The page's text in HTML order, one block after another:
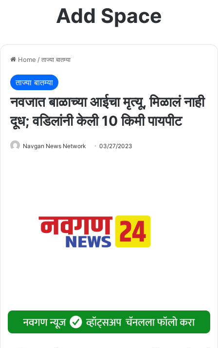
Add Space
Home /ताज्या बातम्या
ताज्या बातम्या
नवजात बाळाच्या आईचा मृत्यू, मिळालं नाही
दूध; वडिलांनी केली 10 किमी पायपीट
Navgan News Network 03/27/2023